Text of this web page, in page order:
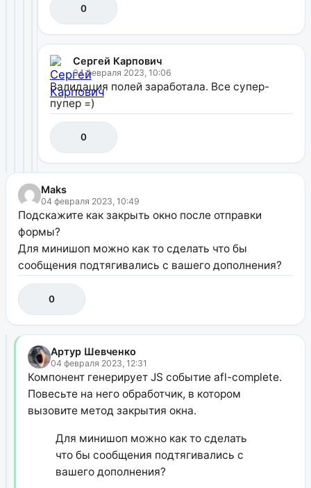
0
Сергей Карпович
04 февраля 2023, 10:06
Валидация полей заработала. Все супер-
пупер =)
0
Maks
04 февраля 2023, 10:49
Подскажите как закрыть окно после отправки
формы?
Для минишоп можно как то сделать что бы
сообщения подтягивались с вашего дополнения?
0
Артур Шевченко
04 февраля 2023, 12:31
Компонент генерирует JS событие afl-complete.
Повесьте на него обработчик, в котором
вызовите метод закрытия окна.
Для минишоп можно как то сделать
что бы сообщения подтягивались с
вашего дополнения?